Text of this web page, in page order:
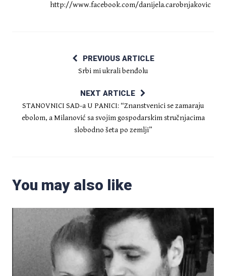
http://www.facebook.com/danijela.carobnjakovic
PREVIOUS ARTICLE
Srbi mi ukrali benđolu
NEXT ARTICLE
STANOVNICI SAD-a U PANICI: “Znanstvenici se zamaraju
ebolom, a Milanović sa svojim gospodarskim stručnjacima
slobodno šeta po zemlji”
You may also like